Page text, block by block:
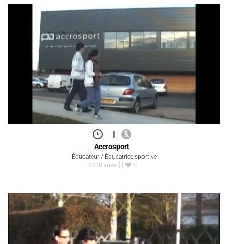
|
Accrosport
Éducateur / Éducatrice sportive
3420 vues
0